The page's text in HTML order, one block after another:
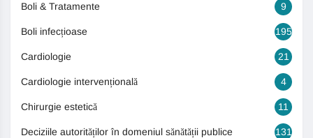
Boli & Tratamente 9
Boli infecțioase 195
Cardiologie 21
Cardiologie intervențională 4
Chirurgie estetică 11
Deciziile autorităților în domeniul sănătății publice 131